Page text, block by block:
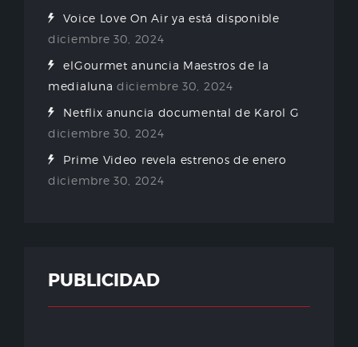
Voice Love On Air ya está disponible
diciembre 30, 2024
elGourmet anuncia Maestros de la
medialuna diciembre 30, 2024
Netflix anuncia documental de Karol G
diciembre 30, 2024
Prime Video revela estrenos de enero
diciembre 30, 2024
PUBLICIDAD